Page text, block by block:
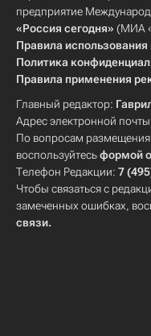
предприятие
«Россия сегодня» (МИА
Правила
Политика
Правила применения
Главный редактор:
Адрес электронной
По вопросам
воспользуйтесьформой
Телефон Редакции: 7
Чтобы связаться с
замеченных ошибках,
связи.